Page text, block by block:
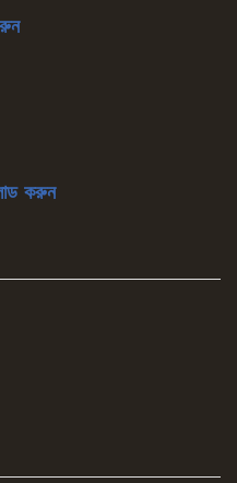
করুন